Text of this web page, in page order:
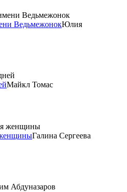
ВедьмежонокЮлия
Майкл Томас
женщиныГалина Сергеева
Абдуназаров